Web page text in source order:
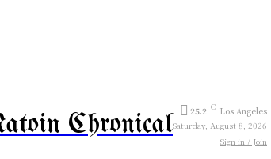
Chronical 25.2 C Los Angeles
Saturday, August 8, 2026
Sign in / Join